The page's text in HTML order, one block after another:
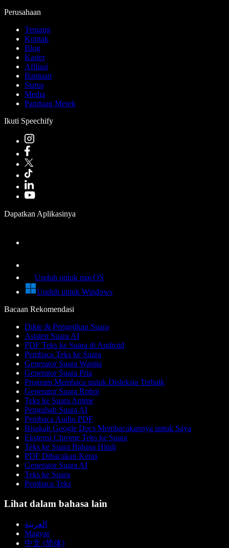
Perusahaan
Tentang
Kontak
Blog
Karier
Afiliasi
Bantuan
Status
Media
Panduan Merek
Ikuti Speechify
Dapatkan Aplikasinya
Unduh untuk macOS
Unduh untuk Windows
Bacaan Rekomendasi
Dikte & Pengetikan Suara
Asisten Suara AI
PDF Teks ke Suara di Android
Pembaca Teks ke Suara
Generator Suara Wanita
Generator Suara Pria
Program Membaca untuk Disleksia Terbaik
Generator Suara Robot
Teks ke Suara Anime
Pengubah Suara AI
Pembaca Audio PDF
Bisakah Google Docs Membacakannya untuk Saya
Ekstensi Chrome Teks ke Suara
Teks ke Suara Bahasa Hindi
PDF Dibacakan Keras
Generator Suara AI
Teks ke Suara
Pembaca Teks
Lihat dalam bahasa lain
العربية
Magyar
中文 (简体)